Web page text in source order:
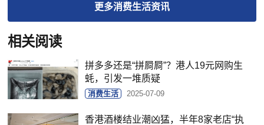
更多消费生活资讯
相关阅读
拼多多还是“拼屙屙”？港人19元网购生
蚝，引发一堆质疑
消费生活 2025-07-09
香港酒楼结业潮凶猛，半年8家老店“执